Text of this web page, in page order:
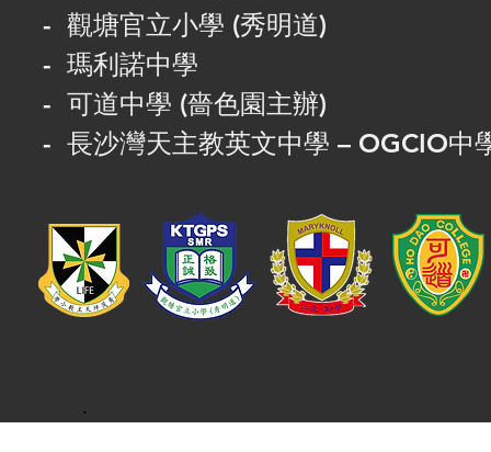
- 觀塘官立小學 (秀明道)
- 瑪利諾中學
- 可道中學 (嗇色園主辦)
- 長沙灣天主教英文中學 – OGCIO中
.